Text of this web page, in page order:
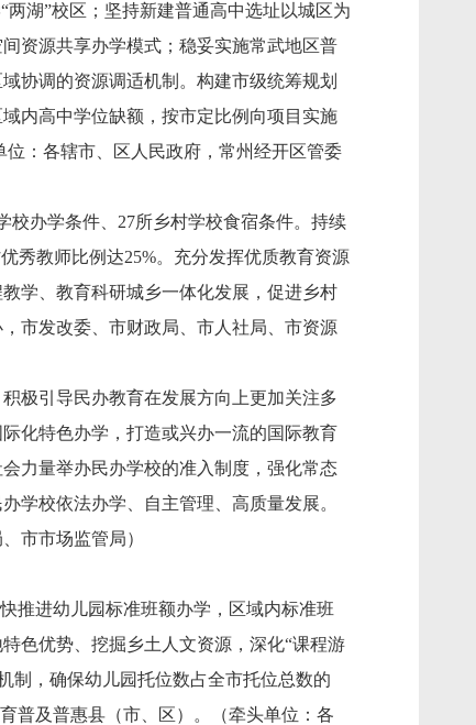
湖”校区；坚持新建普通高中选址以城区为
资源共享办学模式；稳妥实施常武地区普
协调的资源调适机制。构建市级统筹规划
内高中学位缺额，按市定比例向项目实施
：各辖市、区人民政府，常州经开区管委
办学条件、27所乡村学校食宿条件。持续
秀教师比例达25%。充分发挥优质教育资源
学、教育科研城乡一体化发展，促进乡村
市发改委、市财政局、市人社局、市资源
极引导民办教育在发展方向上更加关注多
化特色办学，打造或兴办一流的国际教育
力量举办民办学校的准入制度，强化常态
学校依法办学、自主管理、高质量发展。
市市场监管局）
推进幼儿园标准班额办学，区域内标准班
色优势、挖掘乡土人文资源，深化“课程游
制，确保幼儿园托位数占全市托位总数的
普及普惠县（市、区）。（牵头单位：各